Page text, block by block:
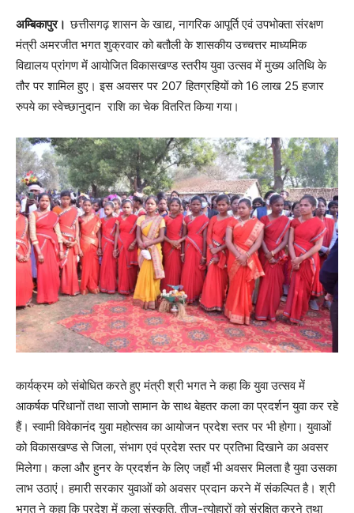
अम्बिकापुर।छत्तीसगढ़ शासन के खाद्य, नागरिक आपूर्ति एवं उपभोक्ता संरक्षण
मंत्री अमरजीत भगत शुक्रवार को बतौली के शासकीय उच्चत्तर माध्यमिक
विद्यालय प्रांगण में आयोजित विकासखण्ड स्तरीय युवा उत्सव में मुख्य अतिथि के
तौर पर शामिल हुए। इस अवसर पर 207 हितग्रहियों को 16 लाख 25 हजार
रुपये का स्वेच्छानुदान राशि का चेक वितरित किया गया।
कार्यक्रम को संबोधित करते हुए मंत्री श्री भगत ने कहा कि युवा उत्सव में
आकर्षक परिधानों तथा साजो सामान के साथ बेहतर कला का प्रदर्शन युवा कर रहे
हैं। स्वामी विवेकानंद युवा महोत्सव का आयोजन प्रदेश स्तर पर भी होगा। युवाओं
को विकासखण्ड से जिला, संभाग एवं प्रदेश स्तर पर प्रतिभा दिखाने का अवसर
मिलेगा। कला और हुनर के प्रदर्शन के लिए जहाँ भी अवसर मिलता है युवा उसका
लाभ उठाएं। हमारी सरकार युवाओं को अवसर प्रदान करने में संकल्पित है। श्री
भगत ने कहा कि प्रदेश में कला संस्कृति, तीज-त्योहारों को संरक्षित करने तथा